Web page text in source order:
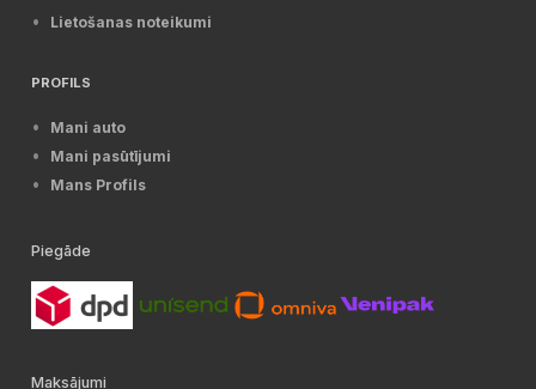
Lietošanas noteikumi
PROFILS
Mani auto
Mani pasūtījumi
Mans Profils
Piegāde
Maksājumi